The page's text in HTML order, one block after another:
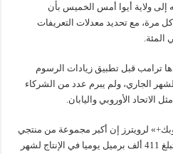
إلى ولاية أيوا أمس الخميس بأن
إلى 10 دول في كل مرة، مع تحديد معدلات التعريفات
ترامب قبل تطبيق زيادات الرسوم
الجاري، ولم يبرم عدد من الشركاء
الاتحاد الأوروبي واليابان.
لرويترز إن أكبر مجموعة من منتجي
النفط في العالم تعتزم إقرار زيادة تبلغ 411 ألف برميل يوميا في الإنتاج لشهر